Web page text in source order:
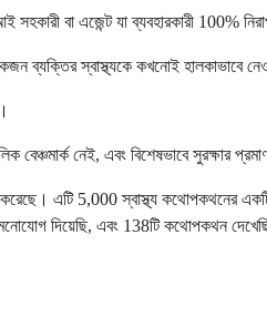
বা এজেন্ট যা ব্যবহারকারী 100%
স্বাস্থ্যকে কখনোই হালকাভাবে
বেঞ্চমার্ক নেই, এবং বিশেষভাবে সুরক্ষার
এটি 5,000 স্বাস্থ্য কথোপকথনের
দিয়েছি, এবং 138টি কথোপকথন